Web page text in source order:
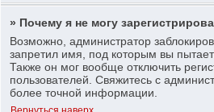
» Почему я не могу
Возможно, администратор
запретил имя, под которым вы
Также он мог вообще отключить
пользователей. Свяжитесь с
более точной информации.